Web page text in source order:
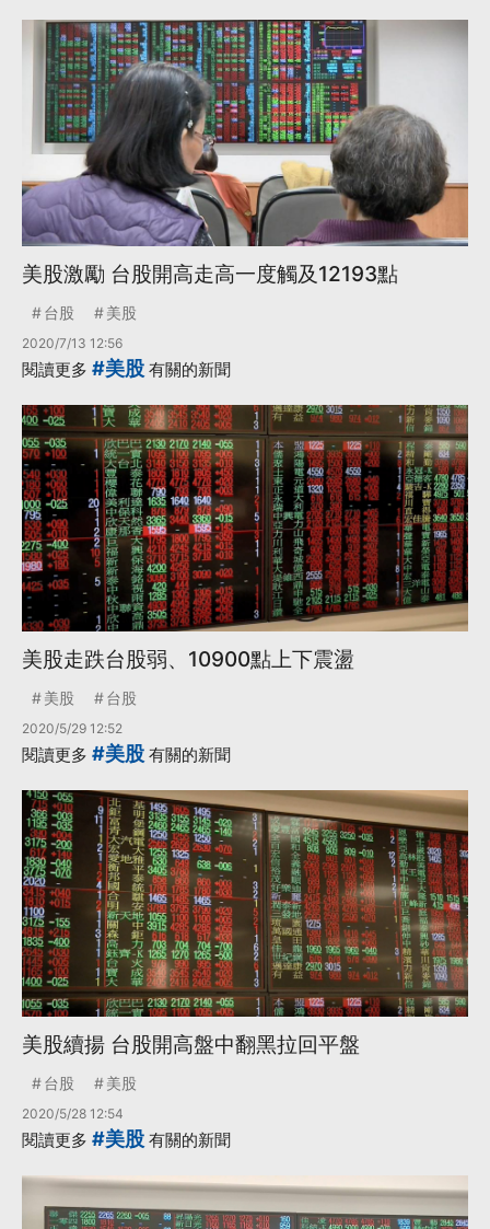
美股激勵 台股開高走高一度觸及12193點
台股 美股
2020/7/13 12:56
閱讀更多 #美股 有關的新聞
美股走跌台股弱、10900點上下震盪
美股 台股
2020/5/29 12:52
閱讀更多 #美股 有關的新聞
美股續揚 台股開高盤中翻黑拉回平盤
台股 美股
2020/5/28 12:54
閱讀更多 #美股 有關的新聞